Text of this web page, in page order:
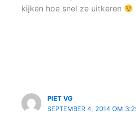
kijken hoe snel ze uitkeren
PIET VG
SEPTEMBER 4, 2014 OM